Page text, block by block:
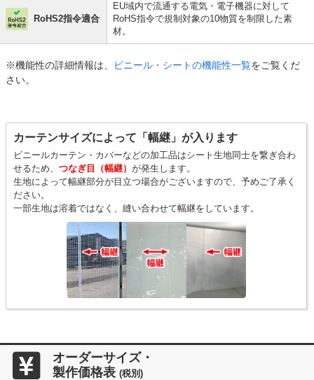
RoHS2指令適合
EU域内で流通する電気・電子機器に対して
RoHS指令で規制対象の10物質を制限した素
材。
※機能性の詳細情報は、 ビニール・シートの機能性一覧をご覧くだ
さい。
カーテンサイズによって「幅継」が入ります
ビニールカーテン・カバーなどの加工品はシート生地同士を繋ぎ合わ
せるため、 つなぎ目（幅継） が発生します。
生地によって幅継部分が目立つ場合がございますので、予めご了承く
ださい。
一部生地は溶着ではなく、縫い合わせて幅継をしています。
オーダーサイズ・
製作価格表 (税別)